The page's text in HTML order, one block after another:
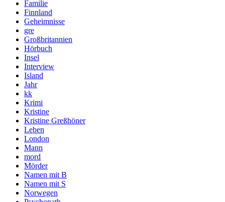
Familie
Finnland
Geheimnisse
gre
Großbritannien
Hörbuch
Insel
Interview
Island
Jahr
kk
Krimi
Kristine
Kristine Greßhöner
Leben
London
Mann
mord
Mörder
Namen mit B
Namen mit S
Norwegen